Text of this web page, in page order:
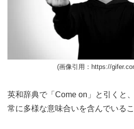
(画像引用：https://
英和辞典で「Come on」と引くと
常に多様な意味合いを含んでいる